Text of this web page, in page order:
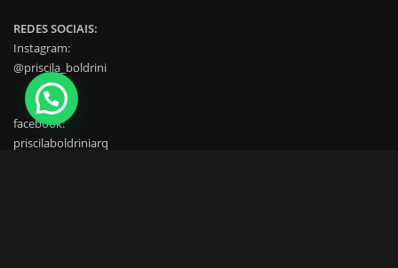
REDES SOCIAIS:
Instagram:
@priscila_boldrini
facebook:
priscilaboldriniarq